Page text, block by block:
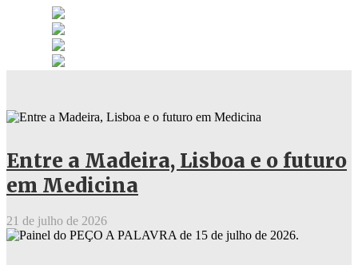
Entre a Madeira, Lisboa e o futuro
em Medicina
21 de julho de 2026